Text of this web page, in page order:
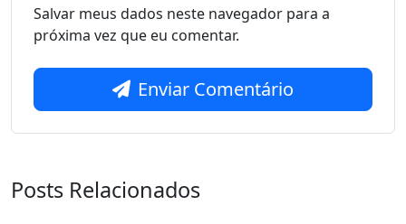
Salvar meus dados neste navegador para a
próxima vez que eu comentar.
Enviar Comentário
Posts Relacionados